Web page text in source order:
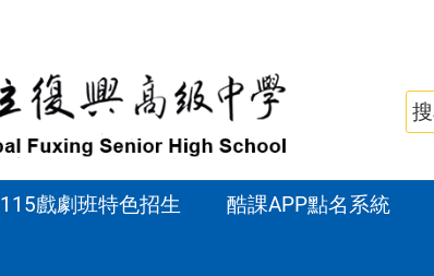
115戲劇班特色招生 酷課APP點名系統